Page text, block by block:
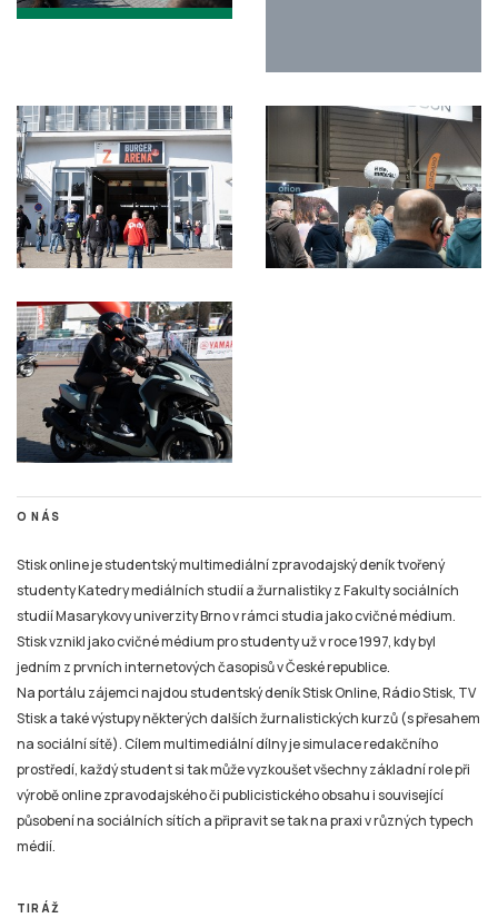
O NÁS
Stisk online je studentský multimediální zpravodajský deník tvořený
studenty Katedry mediálních studií a žurnalistiky z Fakulty sociálních
studií Masarykovy univerzity Brno v rámci studia jako cvičné médium.
Stisk vznikl jako cvičné médium pro studenty už v roce 1997, kdy byl
jedním z prvních internetových časopisů v České republice.
Na portálu zájemci najdou studentský deník Stisk Online, Rádio Stisk, TV
Stisk a také výstupy některých dalších žurnalistických kurzů (s přesahem
na sociální sítě). Cílem multimediální dílny je simulace redakčního
prostředí, každý student si tak může vyzkoušet všechny základní role při
výrobě online zpravodajského či publicistického obsahu i související
působení na sociálních sítích a připravit se tak na praxi v různých typech
médií.
TIRÁŽ